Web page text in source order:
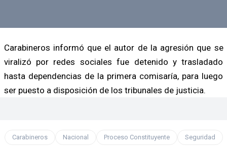
Carabineros informó que el autor de la agresión que se
viralizó por redes sociales fue detenido y trasladado
hasta dependencias de la primera comisaría, para luego
ser puesto a disposición de los tribunales de justicia.
Carabineros Nacional Proceso Constituyente Seguridad